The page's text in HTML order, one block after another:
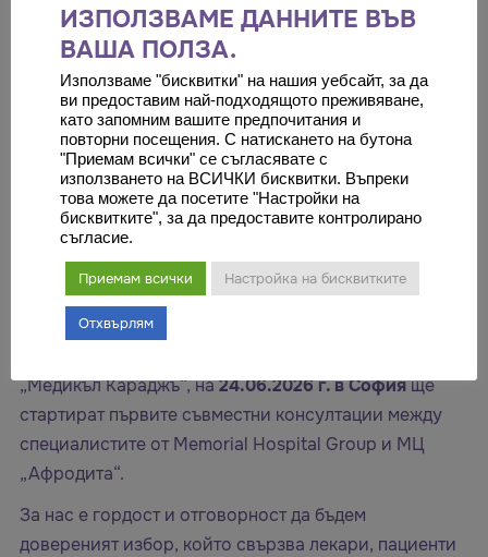
лечение: Интегриране на най-добрите
световни практики в асистираната
репродукция директно на локално ниво.
Индивидуален подход при предходни
неуспешни инвитро процедури:
Обединяване на аналитичния ресурс на
екипите за постигане на максимален успех и
износване на здрави бременности.
Начало на съвместните консултации в София
Първите практически стъпки от това вдъхновяващо
партньорство вече са организирани. Благодарение
„Медикъл Караджъ“, на24.06.2026 г. в Софияще
стартират първите съвместни консултации между
специалистите от Memorial Hospital Group и МЦ
„Афродита“.
За нас е гордост и отговорност да бъдем
довереният избор, който свързва лекари, пациенти
ИЗПОЛЗВАМЕ ДАННИТЕ ВЪВ
ВАША ПОЛЗА.
Използваме "бисквитки" на нашия уебсайт, за да
ви предоставим най-подходящото преживяване,
като запомним вашите предпочитания и
повторни посещения. С натискането на бутона
"Приемам всички" се съгласявате с
използването на ВСИЧКИ бисквитки. Въпреки
това можете да посетите "Настройки на
бисквитките", за да предоставите контролирано
съгласие.
Приемам всички Настройка на бисквитките
Отхвърлям